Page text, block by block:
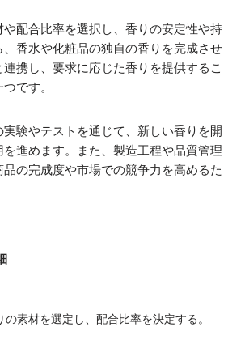
配合比率を選択し、香りの安定性や持
香水や化粧品の独自の香りを完成させ
携し、要求に応じた香りを提供するこ
です。
験やテストを通じて、新しい香りを開
進めます。また、製造工程や品質管理
の完成度や市場での競争力を高めるた
の素材を選定し、配合比率を決定する。